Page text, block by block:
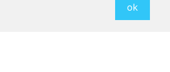
Descobreix altres activitats
ok